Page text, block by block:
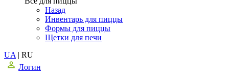
Назад
Инвентарь для пиццы
Формы для пиццы
Щетки для печи
UA | RU
Логин